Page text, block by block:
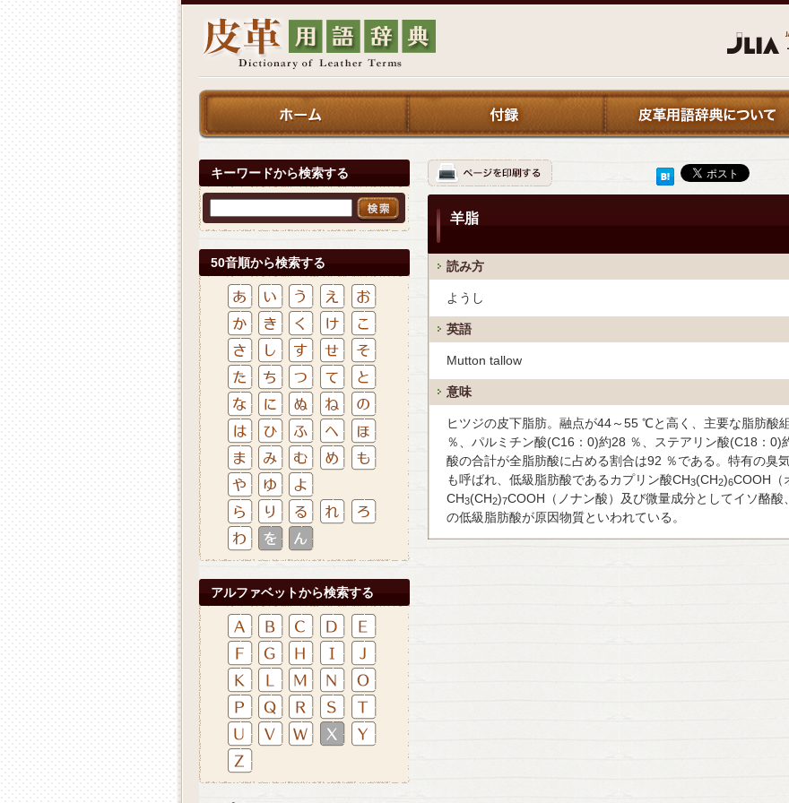
キーワードから検索する
50音順から検索する
アルファベットから検索する
羊脂
読み方
ようし
英語
Mutton tallow
意味
ヒツジの皮下脂肪。融点が44～55 ℃と高く、主要な脂肪酸
％、パルミチン酸(C16：0)約28 ％、ステアリン酸(C18：
酸の合計が全脂肪酸に占める割合は92 ％である。特有の臭
も呼ばれ、低級脂肪酸であるカプリン酸CH3(CH2)6COOH（
CH3(CH2)7COOH（ノナン酸）及び微量成分としてイソ酪
の低級脂肪酸が原因物質といわれている。